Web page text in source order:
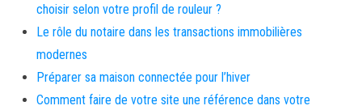
choisir selon votre profil de rouleur ?
Le rôle du notaire dans les transactions immobilières
modernes
Préparer sa maison connectée pour l’hiver
Comment faire de votre site une référence dans votre